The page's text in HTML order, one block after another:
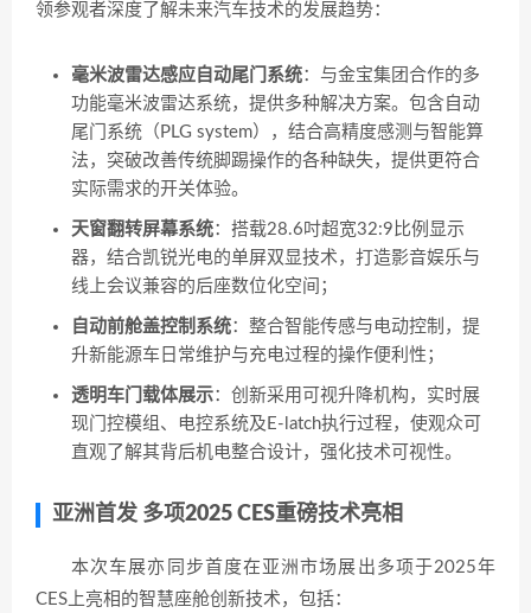
领参观者深度了解未来汽车技术的发展趋势：
毫米波雷达感应自动尾门系统：与金宝集团合作的多
功能毫米波雷达系统，提供多种解决方案。包含自动
尾门系统（PLG system），结合高精度感测与智能算
法，突破改善传统脚踢操作的各种缺失，提供更符合
实际需求的开关体验。
天窗翻转屏幕系统：搭载28.6吋超宽32:9比例显示
器，结合凯锐光电的单屏双显技术，打造影音娱乐与
线上会议兼容的后座数位化空间；
自动前舱盖控制系统：整合智能传感与电动控制，提
升新能源车日常维护与充电过程的操作便利性；
透明车门载体展示：创新采用可视升降机构，实时展
现门控模组、电控系统及E-latch执行过程，使观众可
直观了解其背后机电整合设计，强化技术可视性。
亚洲首发 多项2025 CES重磅技术亮相
本次车展亦同步首度在亚洲市场展出多项于2025年
CES上亮相的智慧座舱创新技术，包括：